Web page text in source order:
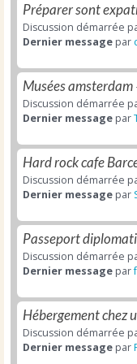
Préparer sont
Discussion démarrée
Dernier message par
Musées amsterdam
Discussion démarrée
Dernier message par
Hard rock cafe
Discussion démarrée
Dernier message par
Passeport
Discussion démarrée
Dernier message par
Hébergement chez
Discussion démarrée
Dernier message par